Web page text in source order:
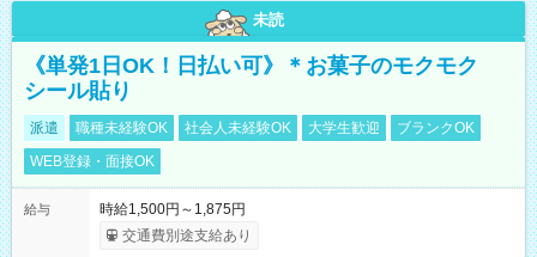
未読
《単発1日OK！日払い可》＊お菓子のモクモク
シール貼り
派遣 職種未経験OK 社会人未経験OK 大学生歓迎
ブランクOK
WEB登録・面接OK
給与
時給1,500円～1,875円
交通費別途支給あり